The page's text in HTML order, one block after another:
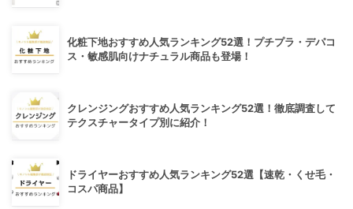
化粧下地おすすめ人気ランキング52選！プチプラ・デパコ
ス・敏感肌向けナチュラル商品も登場！
クレンジングおすすめ人気ランキング52選！徹底調査して
テクスチャータイプ別に紹介！
ドライヤーおすすめ人気ランキング52選【速乾・くせ毛・
コスパ商品】